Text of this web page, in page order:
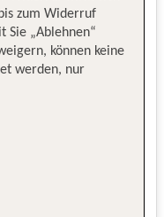
zum Widerruf
Sie „Ablehnen“
können keine
werden, nur